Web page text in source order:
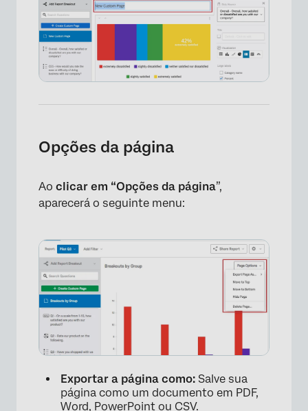
×
Opções da página
Ao clicar em “Opções da página”,
aparecerá o seguinte menu:
Exportar a página como: Salve sua
página como um documento em PDF,
Word, PowerPoint ou CSV.